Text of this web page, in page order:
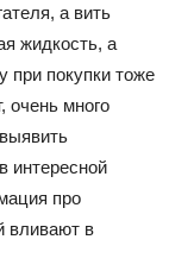
а вить
жидкость, а
при покупки тоже
очень много
интересной
про
вливают в